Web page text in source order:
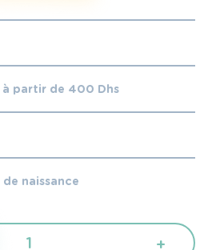
partir de 400 Dhs
naissance
+